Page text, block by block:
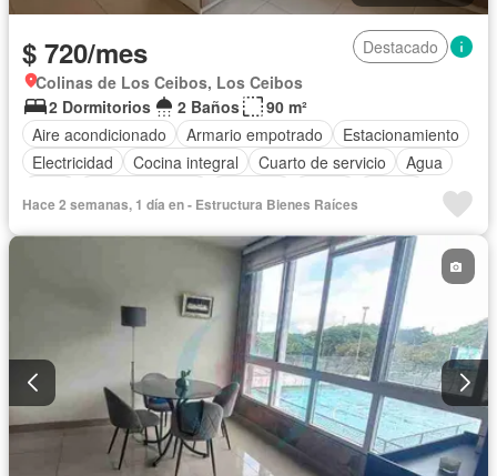
$ 720/mes
Destacado
Colinas de Los Ceibos, Los Ceibos
2 Dormitorios
2 Baños
90 m²
Aire acondicionado
Armario empotrado
Estacionamiento
Electricidad
Cocina integral Cuarto de servicio
Agua
Garita de guardianía
Seguridad Sin amoblar
Hace 2 semanas, 1 día en - Estructura Bienes Raíces